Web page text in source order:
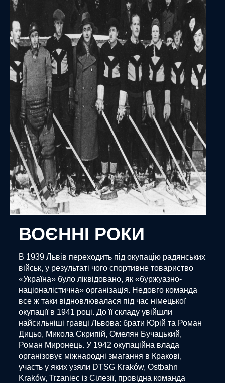
ВОЄННІ РОКИ
В 1939 Львів переходить під окупацію радянських
військ, у результаті чого спортивне товариство
«Україна» було ліквідовано, як «буржуазно-
націоналістична» організація. Недовго команда
все ж таки відновлювалася під час німецької
окупації в 1941 році. До її складу увійшли
найсильніші гравці Львова: брати Юрій та Роман
Дицьо, Микола Скрипій, Омелян Бучацький,
Роман Миронець. У 1942 окупаційна влада
організовує міжнародні змагання в Кракові,
участь у яких узяли DTSG Kraków, Ostbahn
Kraków, Trzaniec із Сілезії, провідна команда